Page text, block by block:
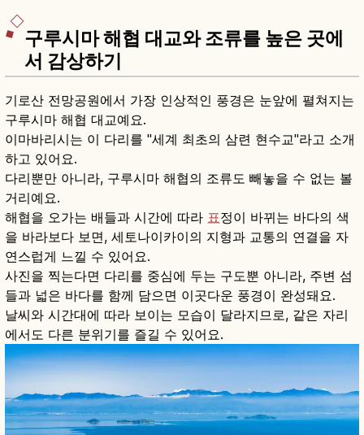
구루시마 해협 대교와 조류를 높은 곳에
서 감상하기
기로산 전망공원에서 가장 인상적인 풍경은 눈앞에 펼쳐지는
구루시마 해협 대교예요.
이마바리시는 이 다리를 "세계 최초의 삼련 현수교"라고 소개
하고 있어요.
다리뿐만 아니라, 구루시마 해협의 조류도 빼놓을 수 없는 볼
거리예요.
해협을 오가는 배들과 시간에 따라 표정이 바뀌는 바다의 색
을 바라보다 보면, 세토나이카이의 지형과 교통의 연결을 자
연스럽게 느낄 수 있어요.
사진을 찍는다면 다리를 중심에 두는 구도뿐 아니라, 주변 섬
들과 넓은 바다를 함께 담으면 이곳다운 풍경이 완성돼요.
날씨와 시간대에 따라 보이는 모습이 달라지므로, 같은 자리
에서도 다른 분위기를 즐길 수 있어요.